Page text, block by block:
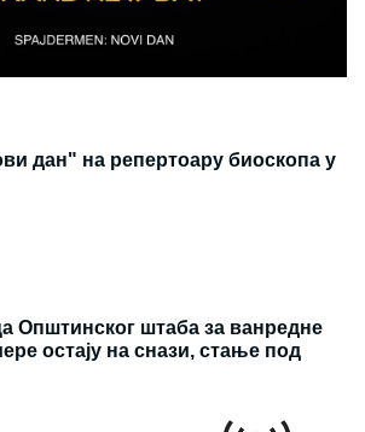
дан" на репертоару биоскопа у
Општинског штаба за ванредне
остају на снази, стање под